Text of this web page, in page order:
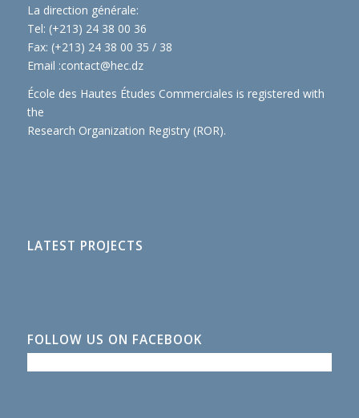
La direction générale:
Tel: (+213) 24 38 00 36
Fax: (+213) 24 38 00 35 / 38
Email :contact@hec.dz
École des Hautes Études Commerciales is registered with
the
Research Organization Registry (ROR).
LATEST PROJECTS
FOLLOW US ON FACEBOOK